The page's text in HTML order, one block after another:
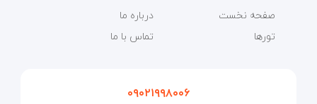
صفحه نخست
تورها
درباره ما
تماس با ما
۰۹۰۲۱۹۹۸۰۰۶